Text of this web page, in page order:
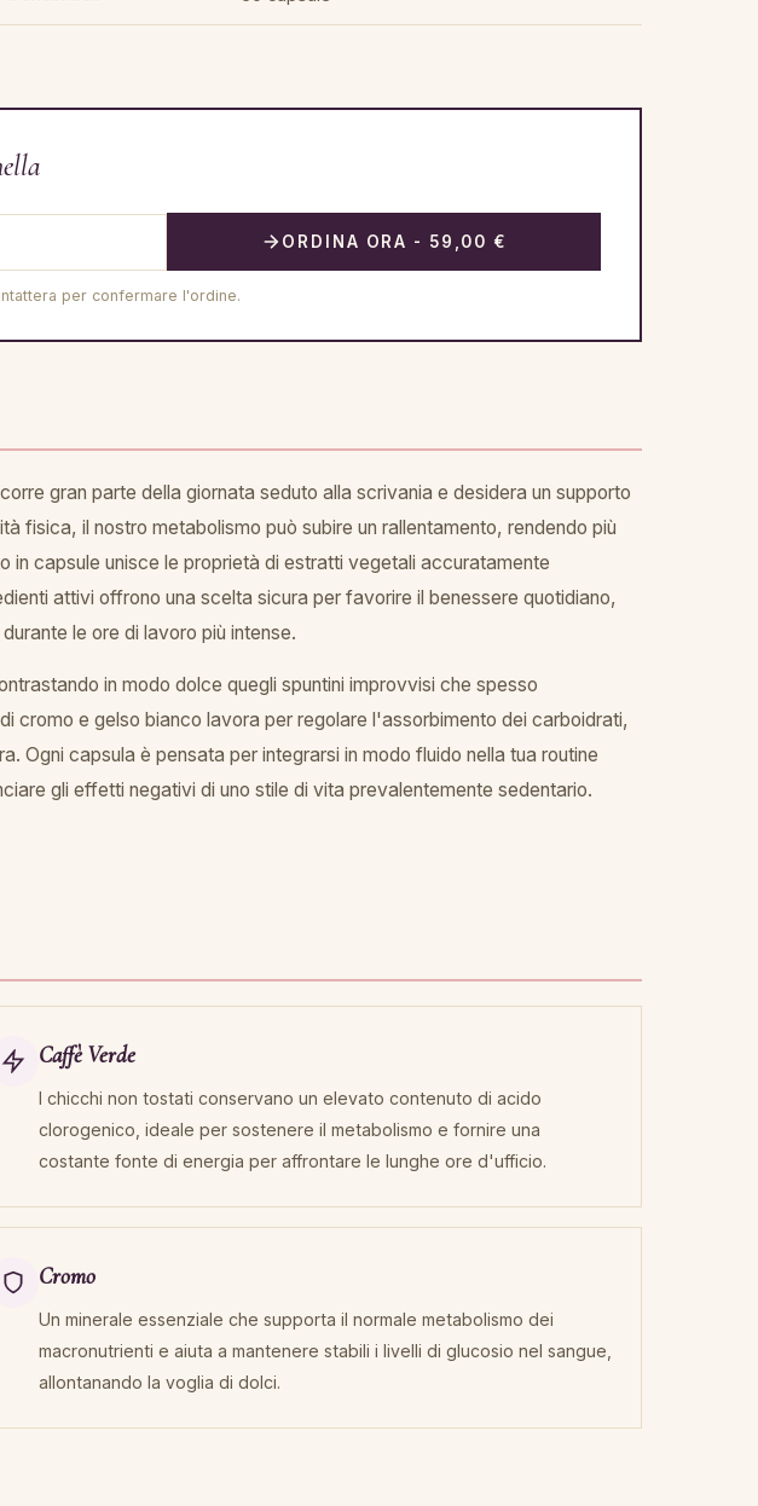
ORDINA ORA - 59,00 €
per confermare l'ordine.
gran parte della giornata seduto alla scrivania e desidera un supporto
fisica, il nostro metabolismo può subire un rallentamento, rendendo più
capsule unisce le proprietà di estratti vegetali accuratamente
attivi offrono una scelta sicura per favorire il benessere quotidiano,
le ore di lavoro più intense.
in modo dolce quegli spuntini improvvisi che spesso
cromo e gelso bianco lavora per regolare l'assorbimento dei carboidrati,
Ogni capsula è pensata per integrarsi in modo fluido nella tua routine
gli effetti negativi di uno stile di vita prevalentemente sedentario.
Caffè Verde
I chicchi non tostati conservano un elevato contenuto di acido
clorogenico, ideale per sostenere il metabolismo e fornire una
costante fonte di energia per affrontare le lunghe ore d'ufficio.
Cromo
Un minerale essenziale che supporta il normale metabolismo dei
macronutrienti e aiuta a mantenere stabili i livelli di glucosio nel sangue,
allontanando la voglia di dolci.